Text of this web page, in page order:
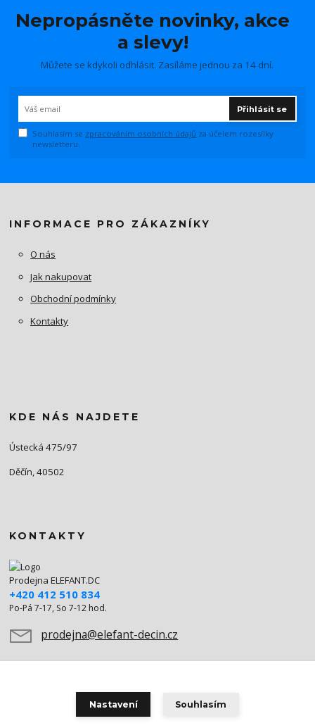
Nepropásněte novinky, akce
a slevy!
Můžete se kdykoli odhlásit. Zasíláme jednou za 14 dní.
Přihlásit se
Souhlasím se zpracováním osobních údajů za účelem rozesílky
newsletteru.
INFORMACE PRO ZÁKAZNÍKY
O nás
Jak nakupovat
Obchodní podmínky
Kontakty
KDE NÁS NAJDETE
Ústecká 475/97
Děčín, 40502
KONTAKTY
Prodejna ELEFANT.DC
+420 412 510 834
Po-Pá 7-17, So 7-12 hod.
prodejna@elefant-decin.cz
Nastavení Souhlasím